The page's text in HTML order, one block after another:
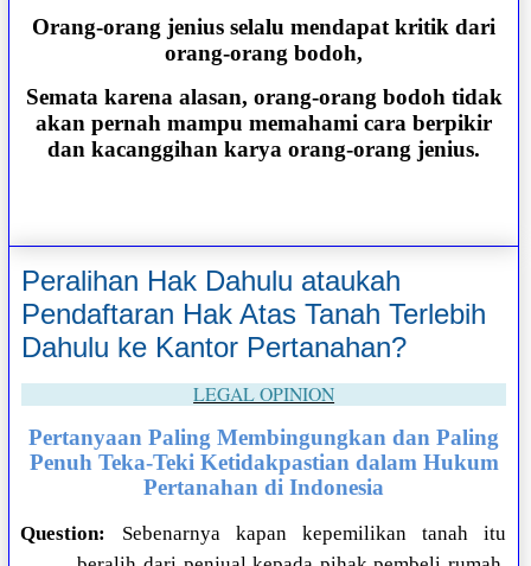
Orang-orang jenius selalu mendapat kritik dari
orang-orang bodoh,
Semata karena alasan, orang-orang bodoh tidak
akan pernah mampu memahami cara berpikir
dan kacanggihan karya orang-orang jenius.
Peralihan Hak Dahulu ataukah
Pendaftaran Hak Atas Tanah Terlebih
Dahulu ke Kantor Pertanahan?
LEGAL OPINION
Pertanyaan Paling Membingungkan dan Paling
Penuh Teka-Teki Ketidakpastian dalam Hukum
Pertanahan di Indonesia
Question:
Sebenarnya kapan kepemilikan tanah itu